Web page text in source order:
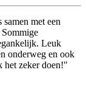
met een
Leuk
onderweg en ook
het zeker doen!"